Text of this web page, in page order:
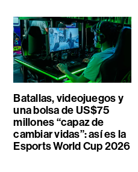
Batallas, videojuegos y
una bolsa de US$75
millones “capaz de
cambiar vidas”: así es la
Esports World Cup 2026